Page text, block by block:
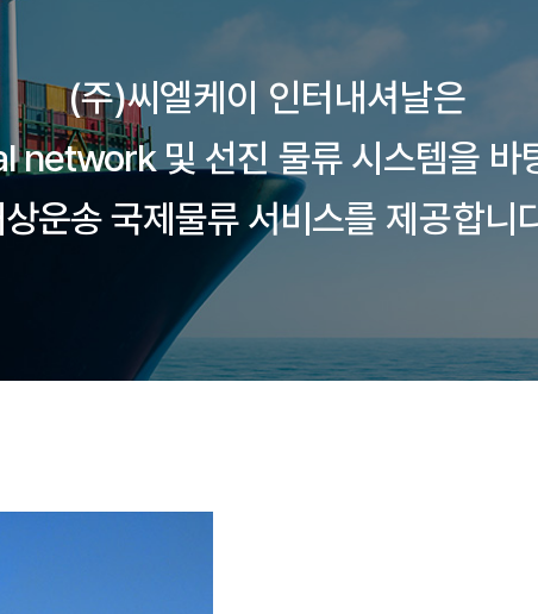
(주)씨엘케이 인터내셔날은
network 및 선진 물류 시스템을바
운송 국제물류 서비스를 제공합니